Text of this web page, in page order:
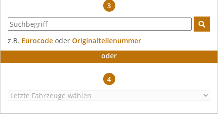
3
z.B. Eurocode oder Originalteilenummer
oder
4